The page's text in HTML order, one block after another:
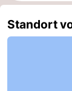
Schouwen
Natur
-
Standort